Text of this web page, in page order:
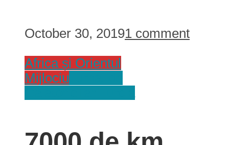
October 30, 20191 comment
Africa și Orientul
Mijlociu